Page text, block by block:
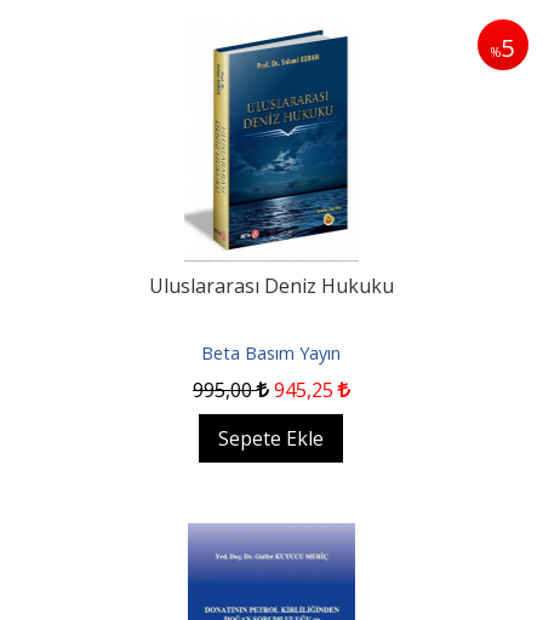
%5
Uluslararası Deniz Hukuku
Beta Basım Yayın
995,00 945,25
Sepete Ekle